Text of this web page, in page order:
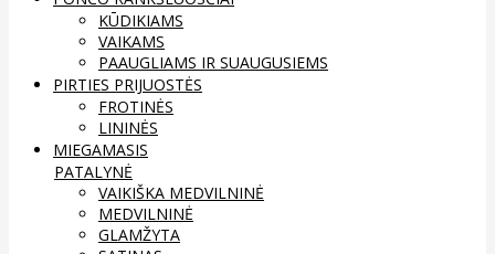
KŪDIKIAMS
VAIKAMS
PAAUGLIAMS IR SUAUGUSIEMS
PIRTIES PRIJUOSTĖS
FROTINĖS
LININĖS
MIEGAMASIS
PATALYNĖ
VAIKIŠKA MEDVILNINĖ
MEDVILNINĖ
GLAMŽYTA